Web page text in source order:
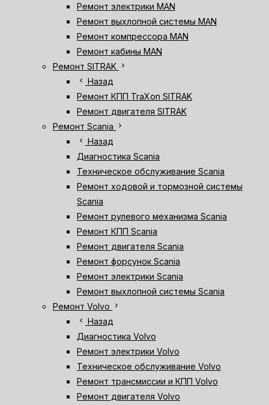
Ремонт электрики MAN
Ремонт выхлопной системы MAN
Ремонт компрессора MAN
Ремонт кабины MAN
Ремонт SITRAK chevron_right
chevron_left Назад
Ремонт КПП TraXon SITRAK
Ремонт двигателя SITRAK
Ремонт Scania
chevron_right
chevron_left Назад
Диагностика Scania
Техническое обслуживание Scania
Ремонт ходовой и тормозной системы
Scania
Ремонт рулевого механизма Scania
Ремонт КПП Scania
Ремонт двигателя Scania
Ремонт форсунок Scania
Ремонт электрики Scania
Ремонт выхлопной системы Scania
Ремонт Volvo
chevron_right
chevron_left Назад
Диагностика Volvo
Ремонт электрики Volvo
Техническое обслуживание Volvo
Ремонт трансмиссии и КПП Volvo
Ремонт двигателя Volvo